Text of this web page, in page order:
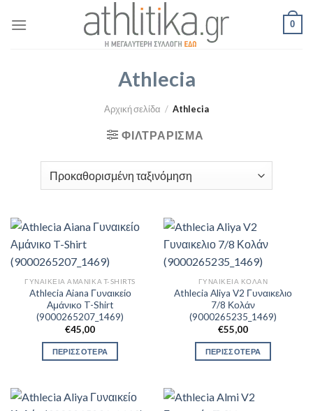
0
Athlecia
Αρχική σελίδα / Athlecia
ΦΙΛΤΡΆΡΙΣΜΑ
ΓΥΝΑΙΚΕΊΑ ΑΜΆΝΙΚΑ T-SHIRTS
Athlecia Aiana Γυναικείο
Αμάνικο T-Shirt
(9000265207_1469)
€45,00
ΠΕΡΙΣΣΟΤΕΡΑ
ΓΥΝΑΙΚΕΊΑ ΚΟΛΆΝ
Athlecia Aliya V2 Γυναικελιο
7/8 Κολάν
(9000265235_1469)
€55,00
ΠΕΡΙΣΣΟΤΕΡΑ